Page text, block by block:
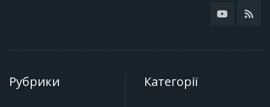
Рубрики Категорії